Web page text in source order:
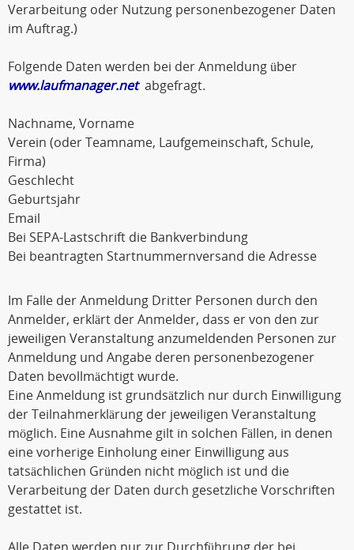
Verarbeitung oder Nutzung personenbezogener Daten
im Auftrag.)
Folgende Daten werden bei der Anmeldung über
www.laufmanager.netabgefragt.
Nachname, Vorname
Verein (oder Teamname, Laufgemeinschaft, Schule,
Firma)
Geschlecht
Geburtsjahr
Email
Bei SEPA-Lastschrift die Bankverbindung
Bei beantragten Startnummernversand die Adresse
Im Falle der Anmeldung Dritter Personen durch den
Anmelder, erklärt der Anmelder, dass er von den zur
jeweiligen Veranstaltung anzumeldenden Personen zur
Anmeldung und Angabe deren personenbezogener
Daten bevollmächtigt wurde.
Eine Anmeldung ist grundsätzlich nur durch Einwilligung
der Teilnahmerklärung der jeweiligen Veranstaltung
möglich. Eine Ausnahme gilt in solchen Fällen, in denen
eine vorherige Einholung einer Einwilligung aus
tatsächlichen Gründen nicht möglich ist und die
Verarbeitung der Daten durch gesetzliche Vorschriften
gestattet ist.